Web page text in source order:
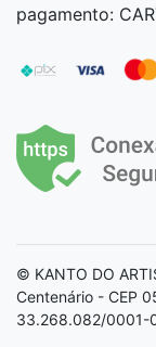
pagamento:
© KANTO DO
Centenário - CEP
33.268.082/0001-